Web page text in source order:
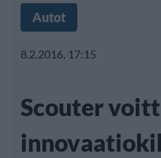
Autot
8.2.2016, 17:15
Scouter